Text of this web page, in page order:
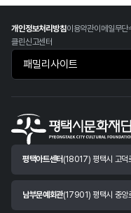
개인정보처리방침이용약관이메일무단
클린신고센터
패밀리사이트 바로가기
평택아트센터 (18017) 평택시 고덕
남부문예회관(17901) 평택시 중